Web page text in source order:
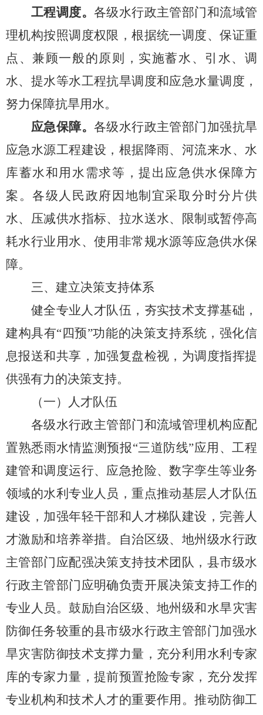
工程调度。 各级水行政主管部门和流域管
理机构按照调度权限，根据统一调度、保证重
点、兼顾一般的原则，实施蓄水、引水、调
水、提水等水工程抗旱调度和应急水量调度，
努力保障抗旱用水。
应急保障。 各级水行政主管部门加强抗旱
应急水源工程建设，根据降雨、河流来水、水
库蓄水和用水需求等，提出应急供水保障方
案。各级人民政府因地制宜采取分时分片供
水、压减供水指标、拉水送水、限制或暂停高
耗水行业用水、使用非常规水源等应急供水保
障。
三、 建立决策支持体系
健全专业人才队伍，夯实技术支撑基础，
建构具有“四预”功能的决策支持系统，强化信
息报送和共享，加强复盘检视，为调度指挥提
供强有力的决策支持。
（一）
人才队伍
各级水行政主管部门和流域管理机构应配
置熟悉雨水情监测预报“三道防线”应用、工程
建管和调度运行、应急抢险、数字孪生等业务
领域的水利专业人员，重点推动基层人才队伍
建设，加强年轻干部和人才梯队建设，完善人
才激励和培养举措。自治区级、地州级水行政
主管部门应配强决策支持技术团队，县市级水
行政主管部门应明确负责开展决策支持工作的
专业人员。鼓励自治区级、地州级和水旱灾害
防御任务较重的县市级水行政主管部门加强水
旱灾害防御技术支撑力量，充分利用水利专家
库的专家力量，提前预置抢险专家，充分发挥
专业机构和技术人才的重要作用。推动防御工